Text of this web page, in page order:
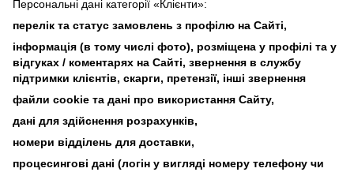
Персональні дані категорії «Клієнти»:
перелік та статус замовлень з профілю на Сайті,
інформація (в тому числі фото), розміщена у профілі та у
відгуках / коментарях на Сайті, звернення в службу
підтримки клієнтів, скарги, претензії, інші звернення
файли cookie та дані про використання Сайту,
дані для здійснення розрахунків,
номери відділень для доставки,
процесингові дані (логін у вигляді номеру телефону чи